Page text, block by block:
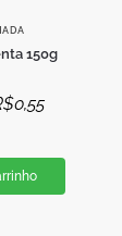
150g
0,55